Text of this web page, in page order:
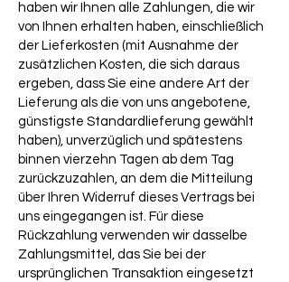
haben wir Ihnen alle Zahlungen, die wir
von Ihnen erhalten haben, einschließlich
der Lieferkosten (mit Ausnahme der
zusätzlichen Kosten, die sich daraus
ergeben, dass Sie eine andere Art der
Lieferung als die von uns angebotene,
günstigste Standardlieferung gewählt
haben), unverzüglich und spätestens
binnen vierzehn Tagen ab dem Tag
zurückzuzahlen, an dem die Mitteilung
über Ihren Widerruf dieses Vertrags bei
uns eingegangen ist. Für diese
Rückzahlung verwenden wir dasselbe
Zahlungsmittel, das Sie bei der
ursprünglichen Transaktion eingesetzt